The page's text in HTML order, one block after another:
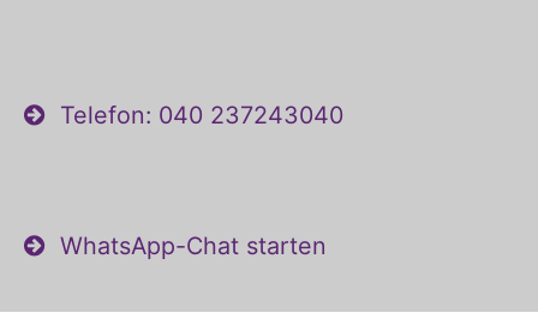
Telefon: 040 237243040
WhatsApp-Chat starten